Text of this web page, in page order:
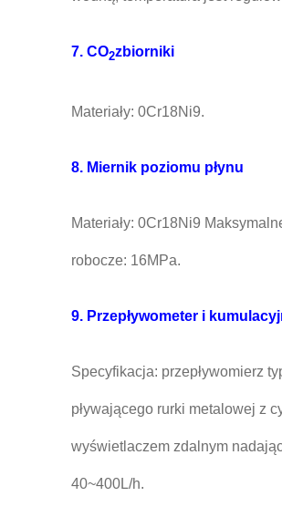
7. CO2zbiorniki
Materiały: 0Cr18Ni9.
8. Miernik poziomu płynu
Materiały: 0Cr18Ni9
robocze: 16MPa.
9. Przepływometer i
Specyfikacja: przepływomierz
pływającego rurki metalowej z
wyświetlaczem zdalnym
40~400L/h.